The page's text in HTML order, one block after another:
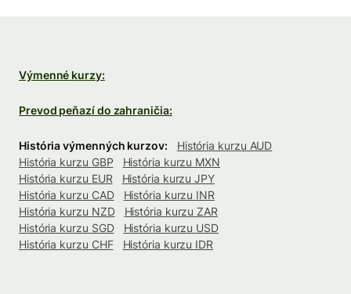
Výmenné kurzy:
Prevod peňazí do zahraničia:
História výmenných kurzov:
História kurzu AUD
História kurzu GBP
História kurzu MXN
História kurzu EUR
História kurzu JPY
História kurzu CAD
História kurzu INR
História kurzu NZD
História kurzu ZAR
História kurzu SGD
História kurzu USD
História kurzu CHF
História kurzu IDR